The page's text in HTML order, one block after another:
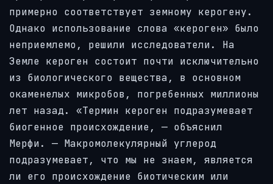
примерно соответствует земному керогену.
Однако использование слова «кероген» было
неприемлемо, решили исследователи. На
Земле кероген состоит почти исключительно
из биологического вещества, в основном
окаменелых микробов, погребенных миллионы
лет назад. «Термин кероген подразумевает
биогенное происхождение, — объяснил
Мерфи. — Макромолекулярный углерод
подразумевает, что мы не знаем, является
ли его происхождение биотическим или